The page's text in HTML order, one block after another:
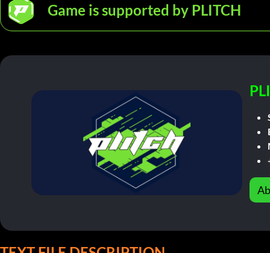
Game is supported by PLITCH